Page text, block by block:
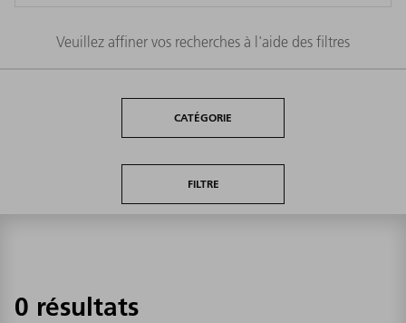
Veuillez affiner vos recherches à l'aide des filtres
CATÉGORIE
FILTRE
0 résultats